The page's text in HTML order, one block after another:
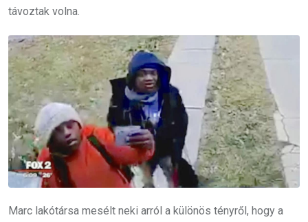
távoztak volna.
Marc lakótársa mesélt neki arról a különös tényről, hogy a